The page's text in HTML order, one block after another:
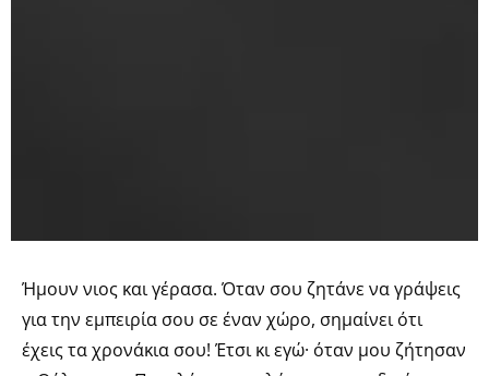
Ήμουν νιος και γέρασα. Όταν σου ζητάνε να γράψεις
για την εμπειρία σου σε έναν χώρο, σημαίνει ότι
έχεις τα χρονάκια σου! Έτσι κι εγώ· όταν μου ζήτησαν